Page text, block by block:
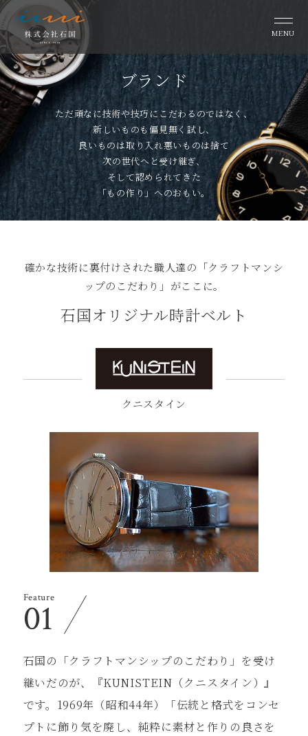
MENU
ブランド
ただ頑なに技術や技巧にこだわるのではなく、
新しいものも偏⾒無く試し、
良いものは取り⼊れ悪いものは捨て
次の世代へと受け継ぎ、
そして認められてきた
「もの作り」へのおもい。
確かな技術に裏付けされた職⼈達の「クラフトマンシ
ップのこだわり」がここに。
⽯国オリジナル時計ベルト
クニスタイン
Feature
01
⽯国の「クラフトマンシップのこだわり」を受け
継いだのが、『KUNISTEIN（クニスタイン）』
です。1969年（昭和44年）「伝統と格式をコンセ
プトに飾り気を廃し、純粋に素材と作りの良さを